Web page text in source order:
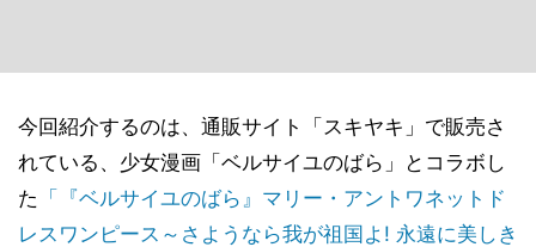
今回紹介するのは、通販サイト「スキヤキ」で販売さ
れている、少女漫画「ベルサイユのばら」とコラボし
た 「『ベルサイユのばら』マリー・アントワネットド
レスワンピース～さようなら我が祖国よ! 永遠に美しき